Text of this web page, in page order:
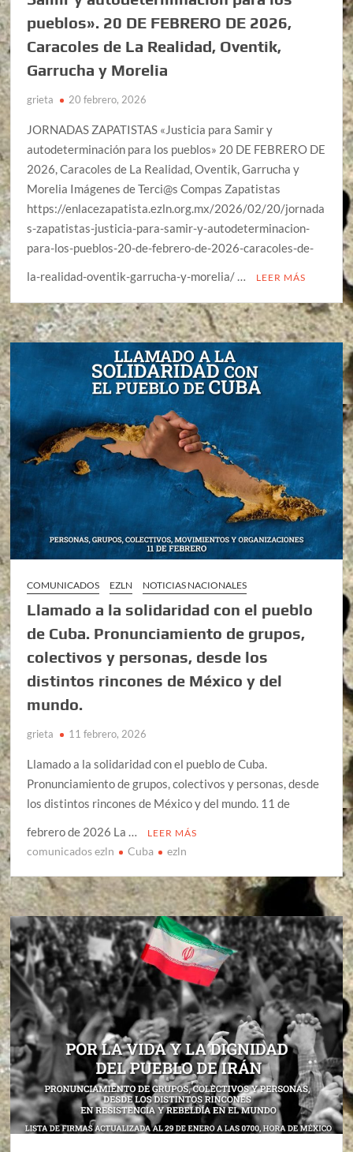
pueblos». 20 DE FEBRERO DE 2026,
Caracoles de La Realidad, Oventik,
Garrucha y Morelia
grieta 20 febrero, 2026
JORNADAS ZAPATISTAS «Justicia para Samir y
autodeterminación para los pueblos» 20 DE FEBRERO DE
2026, Caracoles de La Realidad, Oventik, Garrucha y
Morelia Imágenes de Terci@s Compas Zapatistas
https://enlacezapatista.ezln.org.mx/2026/02/20/jornada
s-zapatistas-justicia-para-samir-y-autodeterminacion-
para-los-pueblos-20-de-febrero-de-2026-caracoles-de-
la-realidad-oventik-garrucha-y-morelia/ …
LEER MÁS
COMUNICADOS EZLN NOTICIAS NACIONALES
Llamado a la solidaridad con el pueblo
de Cuba. Pronunciamiento de grupos,
colectivos y personas, desde los
distintos rincones de México y del
mundo.
grieta 11 febrero, 2026
Llamado a la solidaridad con el pueblo de Cuba.
Pronunciamiento de grupos, colectivos y personas, desde
los distintos rincones de México y del mundo. 11 de
febrero de 2026 La …
LEER MÁS
comunicados ezln Cuba ezln